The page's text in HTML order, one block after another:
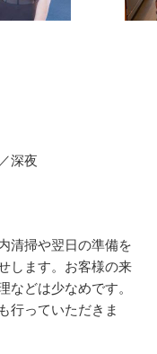
深夜
清掃や翌日の準備を
します。お客様の来
などは少なめです。
行っていただきま